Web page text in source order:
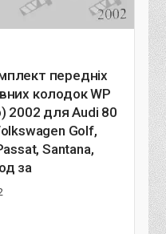
передніх
колодок WP
2002 для Audi 80
Golf,
Santana,
за